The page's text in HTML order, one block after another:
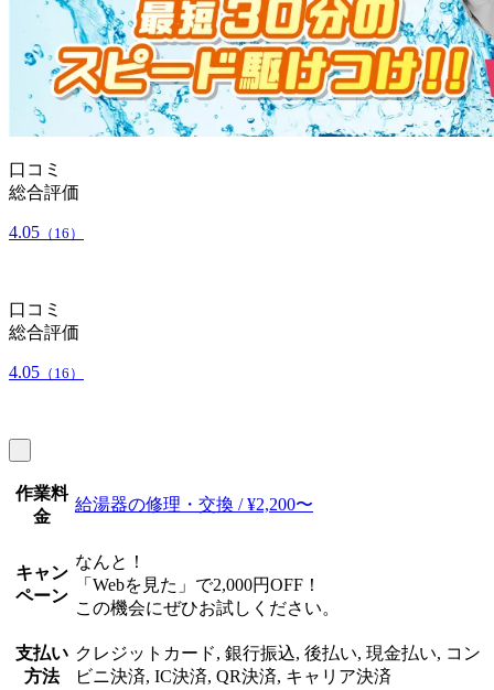
口コミ
総合評価
4.05 （16）
口コミ
総合評価
4.05 （16）
作業料
金
給湯器の修理・交換 / ¥2,200〜
キャン
ペーン
なんと！
「Webを見た」で2,000円OFF！
この機会にぜひお試しください。
支払い
方法
クレジットカード, 銀行振込, 後払い, 現金払い, コン
ビニ決済, IC決済, QR決済, キャリア決済